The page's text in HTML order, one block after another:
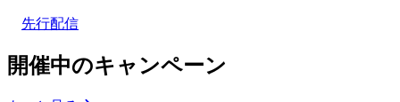
先行配信
開催中のキャンペーン